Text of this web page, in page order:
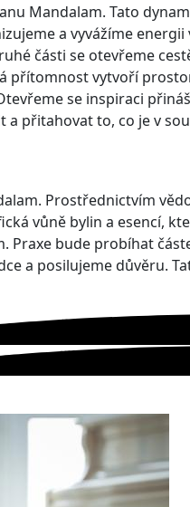
Mandalam. Tato
a vyvážíme energii
části se otevřeme
přítomnost vytvoří
se inspiraci
přitahovat to, co je v
Prostřednictvím
vůně bylin a esencí,
Praxe bude probíhat
a posilujeme důvěru.